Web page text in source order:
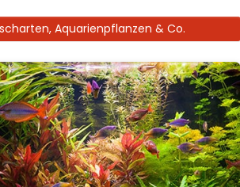
Aquarienpflanzen & Co.